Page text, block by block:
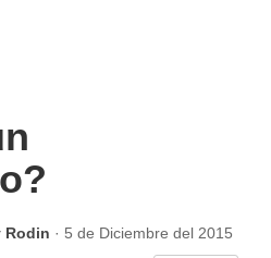
Rodin · 5 de Diciembre del 2015